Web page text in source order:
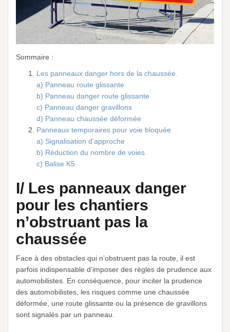
Sommaire :
Les panneaux danger hors de la chaussée.
a) Panneau route glissante
b) Panneau danger route glissante
c) Panneau danger gravillons
d) Panneau chaussée déformée
Panneaux temporaires pour voie bloquée
a) Signalisation d’approche
b) Réduction du nombre de voies
c) Balise K5
I/ Les panneaux danger
pour les chantiers
n’obstruant pas la
chaussée
Face à des obstacles qui n’obstruent pas la route, il est
parfois indispensable d’imposer des règles de prudence aux
automobilistes. En conséquence, pour inciter la prudence
des automobilistes, les risques comme une chaussée
déformée, une route glissante ou la présence de gravillons
sont signalés par un panneau.